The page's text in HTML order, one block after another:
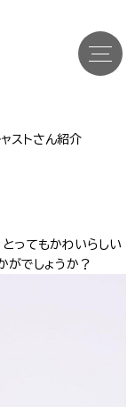
ストさん紹介
とってもかわいらしい
がでしょうか？